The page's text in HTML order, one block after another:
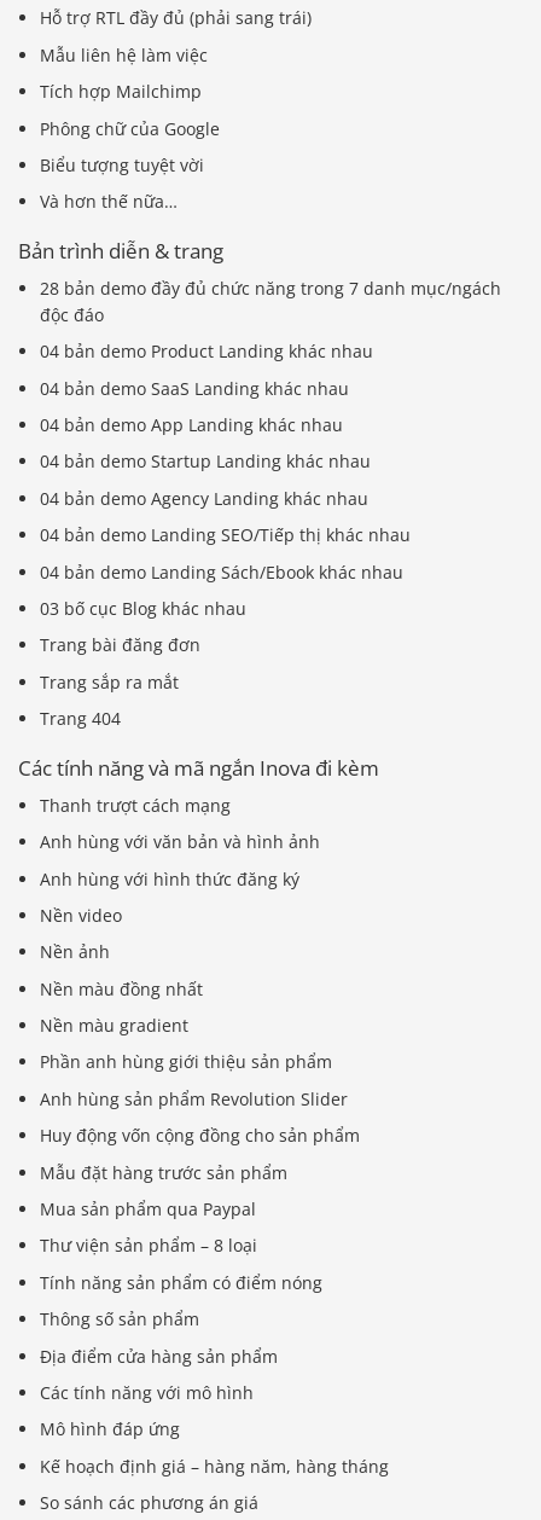
Hỗ trợ RTL đầy đủ (phải sang trái)
Mẫu liên hệ làm việc
Tích hợp Mailchimp
Phông chữ của Google
Biểu tượng tuyệt vời
Và hơn thế nữa…
Bản trình diễn & trang
28 bản demo đầy đủ chức năng trong 7 danh mục/ngách
độc đáo
04 bản demo Product Landing khác nhau
04 bản demo SaaS Landing khác nhau
04 bản demo App Landing khác nhau
04 bản demo Startup Landing khác nhau
04 bản demo Agency Landing khác nhau
04 bản demo Landing SEO/Tiếp thị khác nhau
04 bản demo Landing Sách/Ebook khác nhau
03 bố cục Blog khác nhau
Trang bài đăng đơn
Trang sắp ra mắt
Trang 404
Các tính năng và mã ngắn Inova đi kèm
Thanh trượt cách mạng
Anh hùng với văn bản và hình ảnh
Anh hùng với hình thức đăng ký
Nền video
Nền ảnh
Nền màu đồng nhất
Nền màu gradient
Phần anh hùng giới thiệu sản phẩm
Anh hùng sản phẩm Revolution Slider
Huy động vốn cộng đồng cho sản phẩm
Mẫu đặt hàng trước sản phẩm
Mua sản phẩm qua Paypal
Thư viện sản phẩm – 8 loại
Tính năng sản phẩm có điểm nóng
Thông số sản phẩm
Địa điểm cửa hàng sản phẩm
Các tính năng với mô hình
Mô hình đáp ứng
Kế hoạch định giá – hàng năm, hàng tháng
So sánh các phương án giá